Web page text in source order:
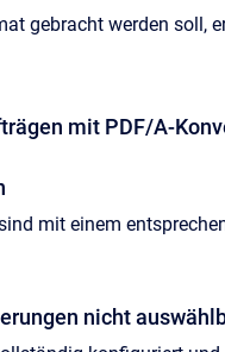
gebracht werden
mit PDF/A-
mit einem
nicht